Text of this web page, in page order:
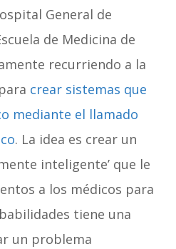
General de
de Medicina de
recurriendo a la
crear sistemas que
mediante el llamado
. La idea es crear un
inteligente’ que le
a los médicos para
tiene una
un problema